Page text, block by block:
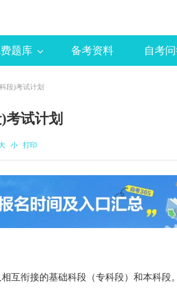
题库 备考资料 自考
段)考试计划
考试计划
小 打印
衔接的基础科段（专科段）和本科段